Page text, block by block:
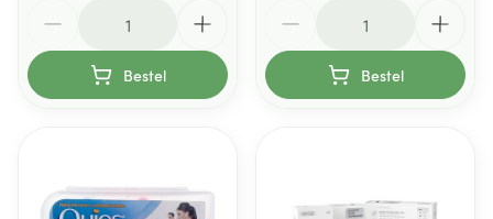
Bestel Bestel